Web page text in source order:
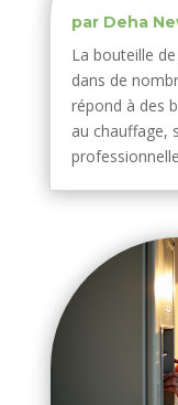
par Deha
La bouteille
dans de
répond à des
au chauffage,